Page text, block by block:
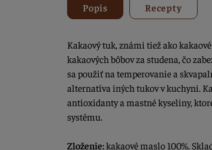
Popis Recepty
Kakaový tuk, známi tiež ako
kakaových bôbov za studena, čo
sa použiť na temperovanie a
alternatíva iných tukov v kuchyni.
antioxidanty a mastné kyseliny,
systému.
Zloženie:kakaové maslo 100%.